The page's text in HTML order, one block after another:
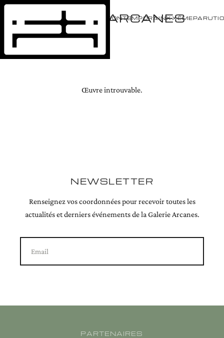
ÉVÈNEMENTS CONTEMPORAINXXÈME
GALERIE ARCANES
Œuvre introuvable.
NEWSLETTER
Renseignez vos coordonnées pour recevoir toutes les
actualités et derniers événements de la Galerie Arcanes.
Email
PARTENAIRES